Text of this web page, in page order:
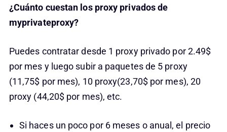
¿Cuánto cuestan los proxy privados de
myprivateproxy?
Puedes contratar desde 1 proxy privado por 2.49$
por mes y luego subir a paquetes de 5 proxy
(11,75$ por mes), 10 proxy(23,70$ por mes), 20
proxy (44,20$ por mes), etc.
Si haces un poco por 6 meses o anual, el precio